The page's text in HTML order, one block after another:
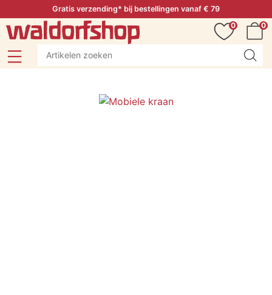
Gratis verzending* bij bestellingen vanaf € 79
0
0